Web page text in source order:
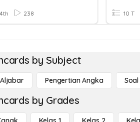
4th 238 10 T
by Subject
Aljabar Pengertian Angka
by Grades